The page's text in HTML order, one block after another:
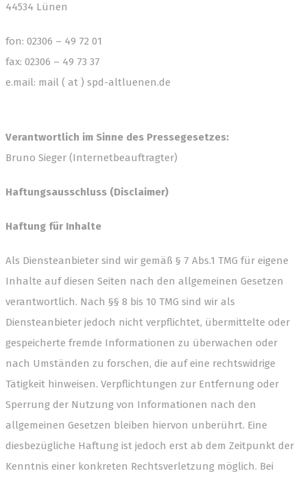
44534 Lünen
fon: 02306 – 49 72 01
fax: 02306 – 49 73 37
e.mail: mail ( at ) spd-altluenen.de
Verantwortlich im Sinne des Pressegesetzes:
Bruno Sieger (Internetbeauftragter)
Haftungsausschluss (Disclaimer)
Haftung für Inhalte
Als Diensteanbieter sind wir gemäß § 7 Abs.1 TMG für eigene
Inhalte auf diesen Seiten nach den allgemeinen Gesetzen
verantwortlich. Nach §§ 8 bis 10 TMG sind wir als
Diensteanbieter jedoch nicht verpflichtet, übermittelte oder
gespeicherte fremde Informationen zu überwachen oder
nach Umständen zu forschen, die auf eine rechtswidrige
Tätigkeit hinweisen. Verpflichtungen zur Entfernung oder
Sperrung der Nutzung von Informationen nach den
allgemeinen Gesetzen bleiben hiervon unberührt. Eine
diesbezügliche Haftung ist jedoch erst ab dem Zeitpunkt der
Kenntnis einer konkreten Rechtsverletzung möglich. Bei